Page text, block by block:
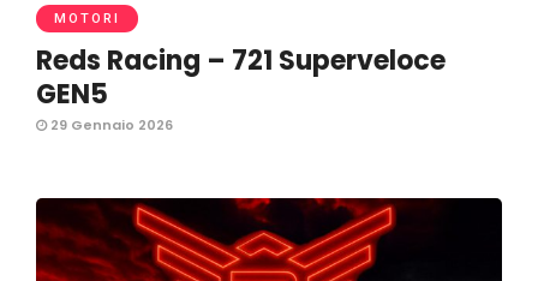
MOTORI
Reds Racing – 721 Superveloce
GEN5
29 Gennaio 2026